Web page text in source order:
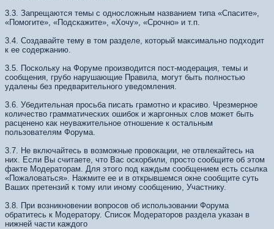
3.3. Запрещаются темы с односложным названием типа «Спасите»,
«Помогите», «Подскажите», «Хочу», «Срочно» и т.п.
3.4. Создавайте тему в том разделе, который максимально подходит
к ее содержанию.
3.5. Поскольку на Форуме производится пост-модерация, темы и
сообщения, грубо нарушающие Правила, могут быть полностью
удалены без предварительного уведомления.
3.6. Убедительная просьба писать грамотно и красиво. Чрезмерное
количество грамматических ошибок и жаргонных слов может быть
расценено как неуважительное отношение к остальным
пользователям Форума.
3.7. Не включайтесь в возможные провокации, не отвлекайтесь на
них. Если Вы считаете, что Вас оскорбили, просто сообщите об этом
факте Модераторам. Для этого под каждым сообщением есть ссылка
«Пожаловаться». Нажмите ее и в открывшемся окне сообщите суть
Ваших претензий к тому или иному сообщению, Участнику.
3.8. При возникновении вопросов об использовании Форума
обратитесь к Модератору. Список Модераторов раздела указан в
нижней части каждого